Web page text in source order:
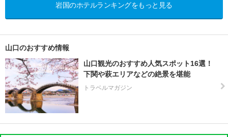
岩国のホテルランキングをもっと見る
山口のおすすめ情報
山口観光のおすすめ人気スポット16選！
下関や萩エリアなどの絶景を堪能
トラベルマガジン